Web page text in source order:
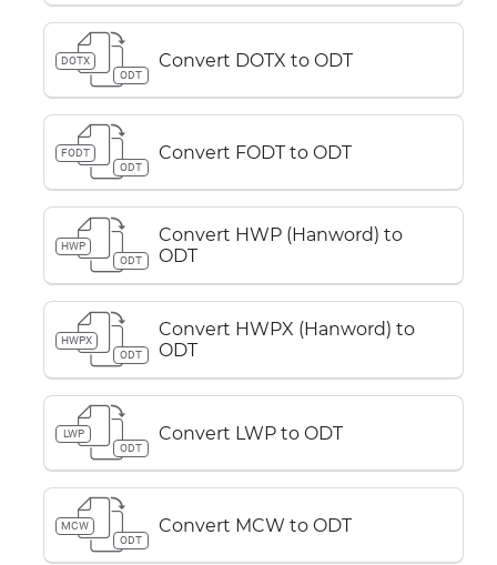
DOTX
ODT
Convert DOTX to ODT
FODT
ODT
Convert FODT to ODT
HWP
ODT
Convert HWP (Hanword) to
ODT
HWPX
ODT
Convert HWPX (Hanword) to
ODT
LWP
ODT
Convert LWP to ODT
MCW
ODT
Convert MCW to ODT